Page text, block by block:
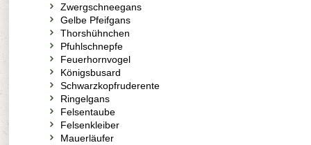
Zwergschneegans
Gelbe Pfeifgans
Thorshühnchen
Pfuhlschnepfe
Feuerhornvogel
Königsbusard
Schwarzkopfruderente
Ringelgans
Felsentaube
Felsenkleiber
Mauerläufer